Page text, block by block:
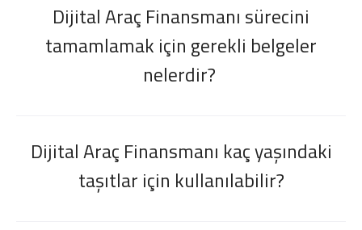
Dijital Araç Finansmanı sürecini
tamamlamak için gerekli belgeler
nelerdir?
Dijital Araç Finansmanı kaç yaşındaki
taşıtlar için kullanılabilir?